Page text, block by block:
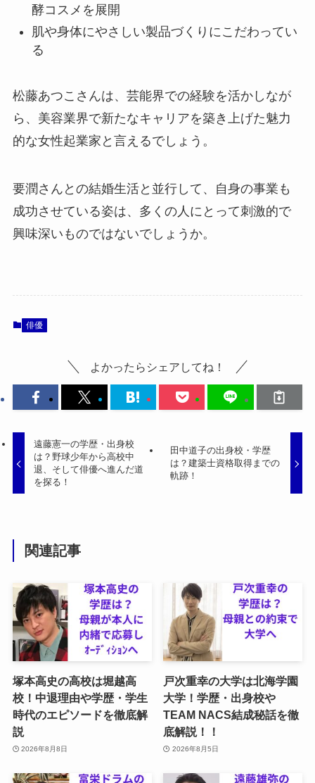
酵コスメを展開
肌や身体にやさしい製品づくりにこだわってい
る
松藤あつこさんは、芸能界での経験を活かしなが
ら、美容業界で新たなキャリアを築き上げた魅力
的な女性起業家と言えるでしょう。
要潤さんとの結婚生活と並行して、自身の事業も
成功させている姿は、多くの人にとって刺激的で
興味深いものではないでしょうか。
俳優
よかったらシェアしてね！
遠藤憲一の学歴・出身校
は？野球少年から高校中
退、そして俳優へ進んだ道
を探る！
田中道子の出身校・学歴
は？建築士資格取得までの
軌跡！
関連記事
塚本高史の高校は堀越高
校！中退理由や学歴・学生
時代のエピソードを徹底解
説
2026年8月8日
戸次重幸の大学は北海学園
大学！学歴・出身校や
TEAM NACS結成秘話を徹
底解説！！
2026年8月5日